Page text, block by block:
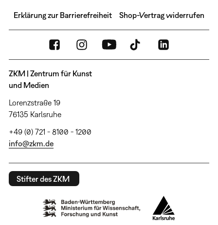
Erklärung zur Barrierefreiheit Shop-Vertrag widerrufen
ZKM | Zentrum für Kunst
und Medien
Lorenzstraße 19
76135 Karlsruhe
+49 (0) 721 - 8100 - 1200
info@zkm.de
Stifter des ZKM